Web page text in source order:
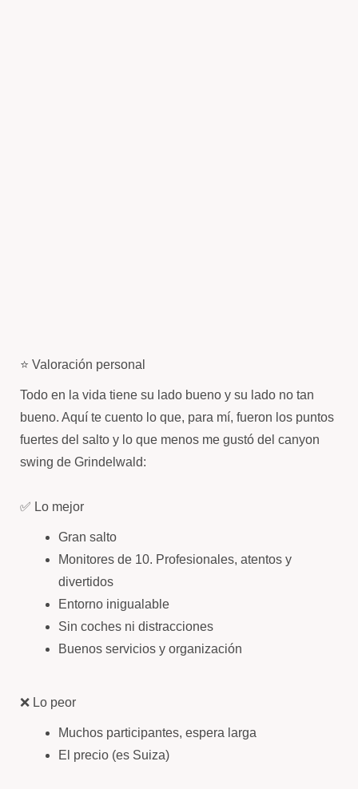
⭐ Valoración personal
Todo en la vida tiene su lado bueno y su lado no tan
bueno. Aquí te cuento lo que, para mí, fueron los puntos
fuertes del salto y lo que menos me gustó del canyon
swing de Grindelwald:
✅ Lo mejor
Gran salto
Monitores de 10. Profesionales, atentos y
divertidos
Entorno inigualable
Sin coches ni distracciones
Buenos servicios y organización
❌ Lo peor
Muchos participantes, espera larga
El precio (es Suiza)